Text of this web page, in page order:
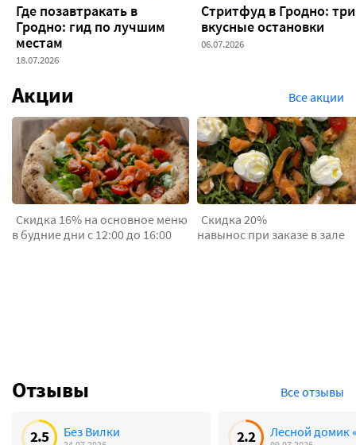
Где позавтракать в
Гродно: гид по лучшим
местам
Cтритфуд в Гродно: три
вкусные остановки
Акции Все акции
Скидка 16% на основное меню
в будние дни с 12:00 до 16:00
Скидка 20%
навынос при заказе в зале
Отзывы Все отзывы
2.5 Без Вилки 2.2 Лесной домик